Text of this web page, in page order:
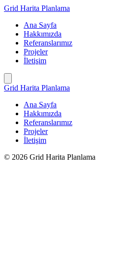
İçeriğe
Grid Harita Planlama
Ana Sayfa
Hakkımızda
Referanslarımız
Projeler
İletişim
Grid Harita Planlama
Ana Sayfa
Hakkımızda
Referanslarımız
Projeler
İletişim
© 2026 Grid Harita Planlama